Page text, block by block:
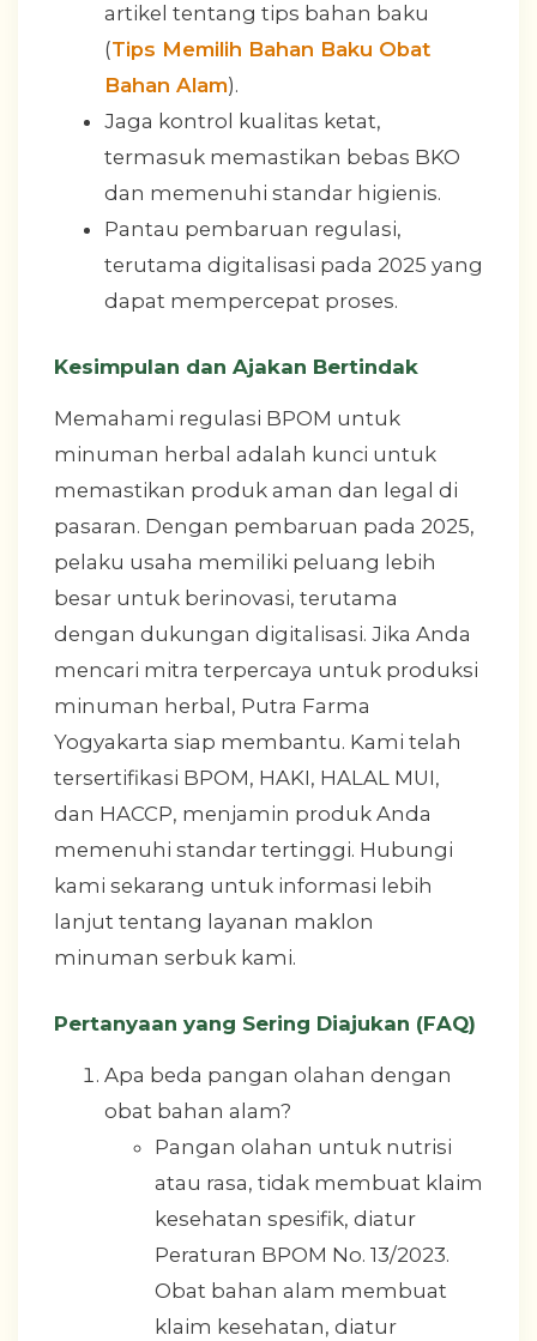
artikel tentang tips bahan baku
(Tips Memilih Bahan Baku Obat
Bahan Alam).
Jaga kontrol kualitas ketat,
termasuk memastikan bebas BKO
dan memenuhi standar higienis.
Pantau pembaruan regulasi,
terutama digitalisasi pada 2025 yang
dapat mempercepat proses.
Kesimpulan dan Ajakan Bertindak
Memahami regulasi BPOM untuk
minuman herbal adalah kunci untuk
memastikan produk aman dan legal di
pasaran. Dengan pembaruan pada 2025,
pelaku usaha memiliki peluang lebih
besar untuk berinovasi, terutama
dengan dukungan digitalisasi. Jika Anda
mencari mitra terpercaya untuk produksi
minuman herbal, Putra Farma
Yogyakarta siap membantu. Kami telah
tersertifikasi BPOM, HAKI, HALAL MUI,
dan HACCP, menjamin produk Anda
memenuhi standar tertinggi. Hubungi
kami sekarang untuk informasi lebih
lanjut tentang layanan maklon
minuman serbuk kami.
Pertanyaan yang Sering Diajukan (FAQ)
Apa beda pangan olahan dengan
obat bahan alam?
Pangan olahan untuk nutrisi
atau rasa, tidak membuat klaim
kesehatan spesifik, diatur
Peraturan BPOM No. 13/2023.
Obat bahan alam membuat
klaim kesehatan, diatur